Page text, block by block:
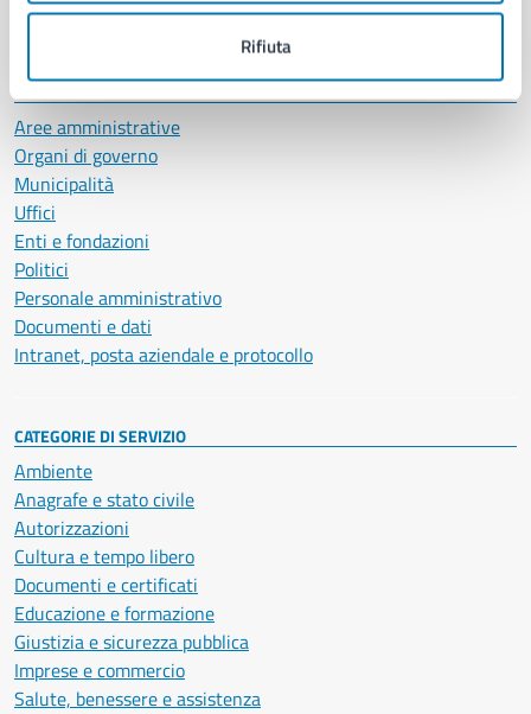
Rifiuta
Comune di Napoli
Aree amministrative
Organi di governo
Municipalità
Uffici
Enti e fondazioni
Politici
Personale amministrativo
Documenti e dati
Intranet, posta aziendale e protocollo
CATEGORIE DI SERVIZIO
Ambiente
Anagrafe e stato civile
Autorizzazioni
Cultura e tempo libero
Documenti e certificati
Educazione e formazione
Giustizia e sicurezza pubblica
Imprese e commercio
Salute, benessere e assistenza